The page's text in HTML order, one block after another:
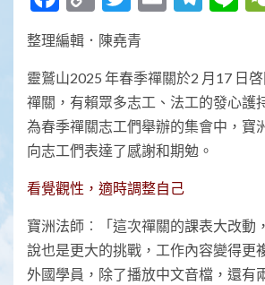
Link
整理編輯．陳堯青
靈鷲山2025 年春季禪關於2 月17 日
禪關，有賴眾多志工、法工的發心護
為春季禪關志工們舉辦的集會中，寶
向志工們表達了感謝和期勉。
看覺觀性，適時調整自己
寶洲法師︰「這次禪關的課表大改動
說也是更大的挑戰，工作內容變得更
外國學員，除了播放中文音檔，還有